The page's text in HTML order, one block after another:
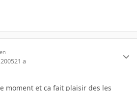
21 a
moment et ça fait plaisir des les